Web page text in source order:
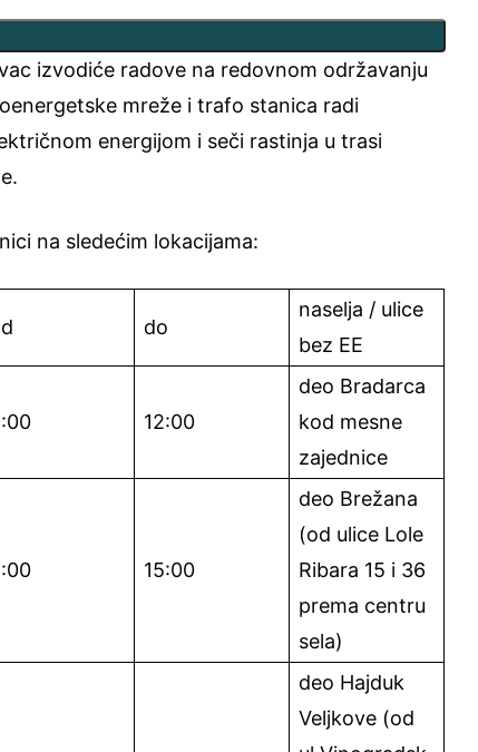
izvodiće radove na redovnom održavanju
mreže i trafo stanica radi
energijom i seči rastinja u trasi
na sledećim lokacijama:
do
naselja / ulice
bez EE
12:00
deo Bradarca
kod mesne
zajednice
15:00
deo Brežana
(od ulice Lole
Ribara 15 i 36
prema centru
sela)
deo Hajduk
Veljkove (od